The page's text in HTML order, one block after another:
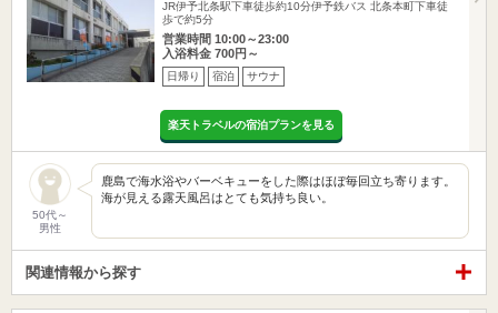
JR伊予北条駅下車徒歩約10分伊予鉄バス 北条本町下車徒
歩で約5分
営業時間 10:00～23:00
入浴料金 700円～
日帰り 宿泊 サウナ
楽天トラベルの宿泊プランを見る
50代～
男性
鹿島で海水浴やバーベキューをした際はほぼ毎回立ち寄ります。
海が見える露天風呂はとても気持ち良い。
関連情報から探す